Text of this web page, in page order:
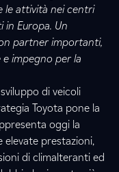
le attività nei centri
Europa. Un
partner importanti,
e impegno per la
di veicoli
Toyota pone la
oggi la
prestazioni,
di climalteranti ed